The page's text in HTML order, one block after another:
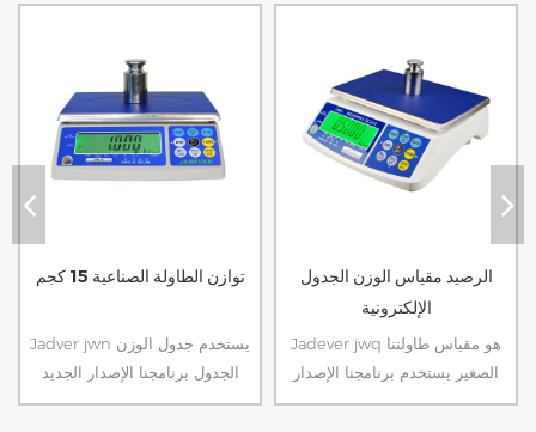
توازن الطاولة الصناعية 15 كجم
Jadver jwn يستخدم جدول الوزن
الجدول برنامجنا الإصدار الجديد
لدينا بوظائف أكثر سهولة تشغيل
الرصيد مقياس الوزن الجدول
الإلكترونية
Jadever jwq هو مقياس طاولتنا
الصغير يستخدم برنامجنا الإصدار
الجديد لدينا مع المزيد من وظائف